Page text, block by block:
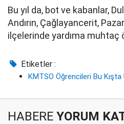
Bu yıl da, bot ve kabanlar,
Andırın, Çağlayancerit,
ilçelerinde yardıma muhtaç
Etiketler :
KMTSO Öğrencileri Bu Kışta
HABERE YORUM